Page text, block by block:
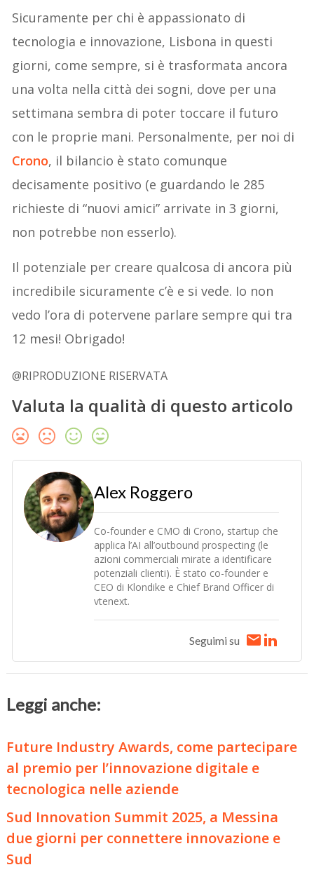
Sicuramente per chi è appassionato di
tecnologia e innovazione, Lisbona in questi
giorni, come sempre, si è trasformata ancora
una volta nella città dei sogni, dove per una
settimana sembra di poter toccare il futuro
con le proprie mani. Personalmente, per noi di
Crono, il bilancio è stato comunque
decisamente positivo (e guardando le 285
richieste di “nuovi amici” arrivate in 3 giorni,
non potrebbe non esserlo).
Il potenziale per creare qualcosa di ancora più
incredibile sicuramente c’è e si vede. Io non
vedo l’ora di potervene parlare sempre qui tra
12 mesi! Obrigado!
@RIPRODUZIONE RISERVATA
Valuta la qualità di questo articolo
Alex Roggero
Co-founder e CMO di Crono, startup che
applica l’AI all’outbound prospecting (le
azioni commerciali mirate a identificare
potenziali clienti). È stato co-founder e
CEO di Klondike e Chief Brand Officer di
vtenext.
Seguimi su
Leggi anche:
Future Industry Awards, come partecipare
al premio per l’innovazione digitale e
tecnologica nelle aziende
Sud Innovation Summit 2025, a Messina
due giorni per connettere innovazione e
Sud